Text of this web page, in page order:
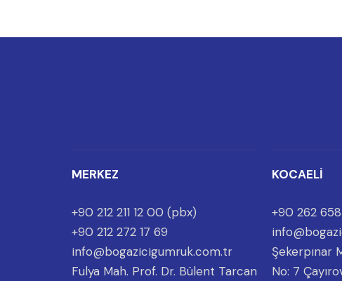
MERKEZ
+90 212 211 12 00 (pbx)
+90 212 272 17 69
info@bogazicigumruk.com.tr
Fulya Mah. Prof. Dr. Bülent Tarcan
KOCAELİ
+90 262
Şekerpınar
No: 7